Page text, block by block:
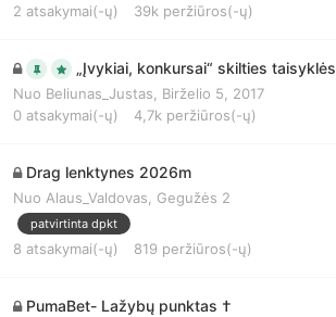
2 atsakymai(-ų) 39k peržiūros(-ų)
„Įvykiai, konkursai“ skilties taisyklės
Nuo Beliunas_Justas
Birželio 5, 2017
0 atsakymai(-ų) 4,7k peržiūros(-ų)
Drag lenktynes 2026m
Nuo Alaus_Valdovas Gegužės 2
patvirtinta dpkt
8 atsakymai(-ų) 819 peržiūros(-ų)
PumaBet- Lažybų punktas †